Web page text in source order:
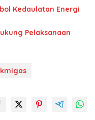
Kedaulatan Energi
Pelaksanaan